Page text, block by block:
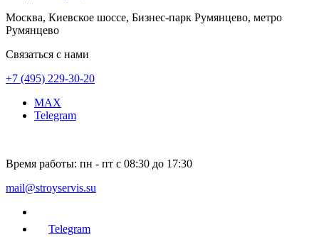
Москва, Киевское шоссе, Бизнес-парк Румянцево, метро
Румянцево
Связаться с нами
+7 (495) 229-30-20
MAX
Telegram
Время работы: пн - пт с 08:30 до 17:30
mail@stroyservis.su
Telegram